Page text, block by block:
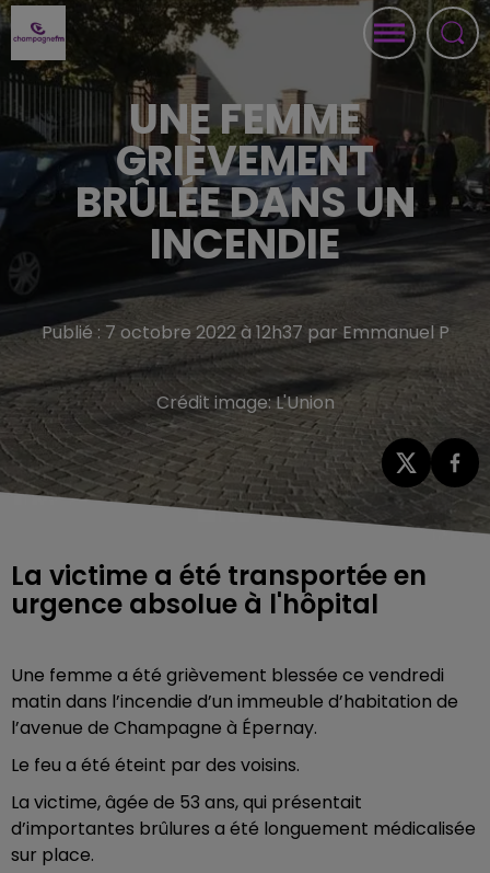
UNE FEMME
GRIÈVEMENT
BRÛLÉE DANS UN
INCENDIE
Publié : 7 octobre 2022 à 12h37 par Emmanuel P
Crédit image:L'Union
La victime a été transportée en
urgence absolue à l'hôpital
Une femme a été grièvement blessée ce vendredi
matin dans l’incendie d’un immeuble d’habitation de
l’avenue de Champagne à Épernay.
Le feu a été éteint par des voisins.
La victime, âgée de 53 ans, qui présentait
d’importantes brûlures a été longuement médicalisée
sur place.